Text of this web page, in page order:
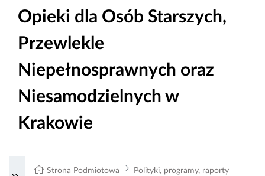
Opieki dla Osób Starszych,
Przewlekle
Niepełnosprawnych oraz
Niesamodzielnych w
Krakowie
Strona Podmiotowa
Polityki, programy, raporty